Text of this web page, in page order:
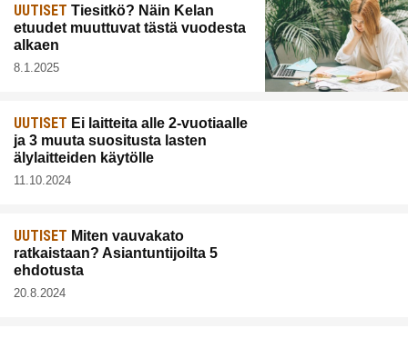
UUTISET Tiesitkö? Näin Kelan
etuudet muuttuvat tästä vuodesta
alkaen
8.1.2025
UUTISET Ei laitteita alle 2-vuotiaalle
ja 3 muuta suositusta lasten
älylaitteiden käytölle
11.10.2024
UUTISET Miten vauvakato
ratkaistaan? Asiantuntijoilta 5
ehdotusta
20.8.2024